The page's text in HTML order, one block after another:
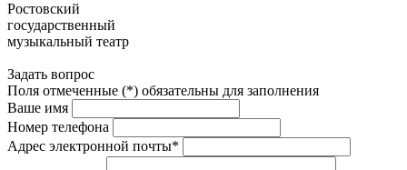
Ростовский
государственный
музыкальный театр
Задать вопрос
Поля отмеченные (*) обязательны для заполнения
Ваше имя
Номер телефона
Адрес электронной почты*